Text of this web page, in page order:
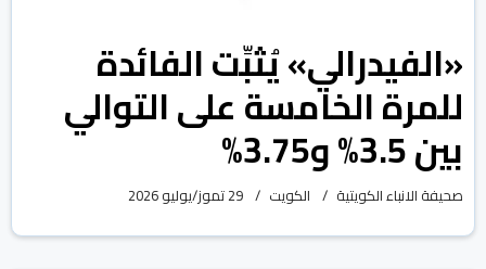
«الفيدرالي» يُثبِّت الفائدة
للمرة الخامسة على التوالي
بين 3.5% و3.75%
صحيفة الانباء الكويتية الكويت 29 تموز/يوليو 2026